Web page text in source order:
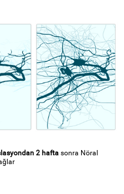
2 hafta sonra Nöral